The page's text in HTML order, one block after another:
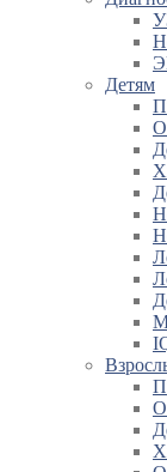
Детям